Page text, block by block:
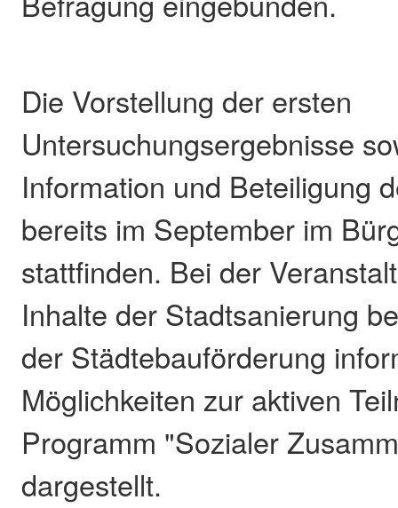
Die Vorstellung der ersten
Untersuchungsergebnisse
Information und Beteiligung
bereits im September im
stattfinden. Bei der
Inhalte der Stadtsanierung
der Städtebauförderung
Möglichkeiten zur aktiven
Programm "Sozialer
dargestellt.